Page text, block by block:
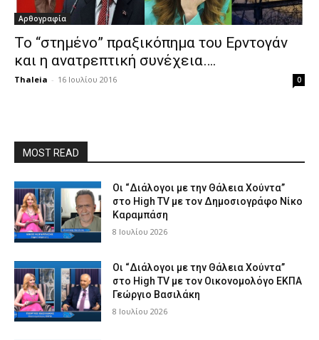
Αρθογραφία
Το “στημένο” πραξικόπημα του Ερντογάν
και η ανατρεπτική συνέχεια….
Thaleia - 16 Ιουλίου 2016 0
MOST READ
Οι “Διάλογοι με την Θάλεια Χούντα”
στο High TV με τον Δημοσιογράφο Νίκο
Καραμπάση
8 Ιουλίου 2026
Οι “Διάλογοι με την Θάλεια Χούντα”
στο High TV με τον Οικονομολόγο ΕΚΠΑ
Γεώργιο Βασιλάκη
8 Ιουλίου 2026